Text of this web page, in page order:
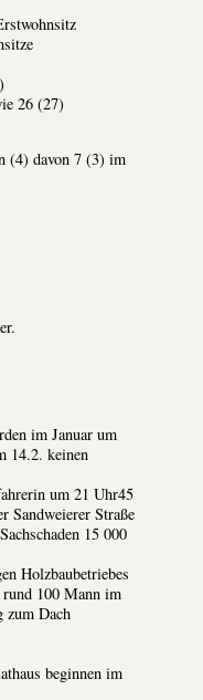
26 (27)
(4) davon 7 (3) im
im Januar um
14.2. keinen
um 21 Uhr45
Sandweierer Straße
15 000
Holzbaubetriebes
100 Mann im
zum Dach
beginnen im